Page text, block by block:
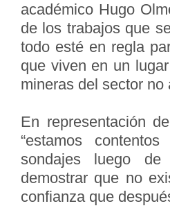
académico Hugo
de los trabajos que
todo esté en regla
que viven en un
mineras del sector no
En representación
“estamos
sondajes luego de
demostrar que no
confianza que